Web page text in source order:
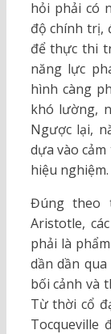
hỏi phải có
độ chính trị,
để thực thi
năng lực
hình càng
khó lường,
Ngược lại,
dựa vào
hiệu nghiệm.
Đúng theo
Aristotle,
phải là
dần dần
bối cảnh và
Từ thời cổ
Tocqueville